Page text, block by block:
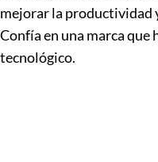
mejorar la productividad
Confía en una marca que
tecnológico.